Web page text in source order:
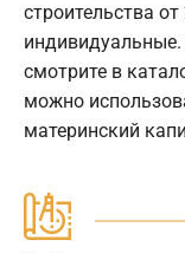
строительства
смотрите в
можно
материнский